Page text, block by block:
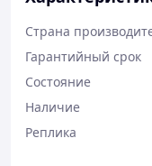
Страна
Гарантийный срок
Состояние
Наличие
Реплика